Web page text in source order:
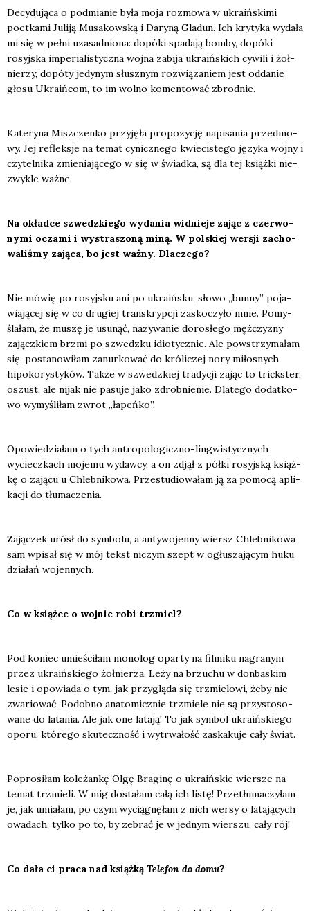
Decy­du­ją­ca o pod­mia­nie była moja roz­mo­wa w ukra­iń­ski­mi
poet­ka­mi Juli­ją Musa­kow­ską i Dary­ną Gla­dun. Ich kry­ty­ka wyda­ła
mi się w peł­ni uza­sad­nio­na: dopó­ki spa­da­ją bom­by, dopó­ki
rosyj­ska impe­ria­li­stycz­na woj­na zabi­ja ukra­iń­skich cywi­li i żoł­
nie­rzy, dopó­ty jedy­nym słusz­nym roz­wią­za­niem jest odda­nie
gło­su Ukra­iń­com, to im wol­no komen­to­wać zbrod­nie.
Kate­ry­na Misz­czen­ko przy­ję­ła pro­po­zy­cję napi­sa­nia przed­mo­
wy. Jej reflek­sje na temat cynicz­ne­go kwie­ci­ste­go języ­ka woj­ny i
czy­tel­ni­ka zmie­nia­ją­ce­go w się w świad­ka, są dla tej książ­ki nie­
zwy­kle waż­ne.
Na okład­ce szwedz­kie­go wyda­nia wid­nie­je zając z czer­wo­
ny­mi ocza­mi i wystra­szo­ną miną. W pol­skiej wer­sji zacho­
wa­li­śmy zają­ca, bo jest waż­ny. Dla­cze­go?
Nie mówię po rosyj­sku ani po ukra­iń­sku, sło­wo „bun­ny” poja­
wia­ją­cej się w co dru­giej trans­kryp­cji zasko­czy­ło mnie. Pomy­
śla­łam, że muszę je usu­nąć, nazy­wa­nie doro­słe­go męż­czy­zny
zającz­kiem brzmi po szwedz­ku idio­tycz­nie. Ale powstrzy­ma­łam
się, posta­no­wi­łam zanur­ko­wać do kró­li­czej nory miło­snych
hipo­ko­ry­sty­ków. Tak­że w szwedz­kiej tra­dy­cji zając to trick­ster,
oszust, ale nijak nie pasu­je jako zdrob­nie­nie. Dla­te­go dodat­ko­
wo wymy­śli­łam zwrot „łapeń­ko”.
Opo­wie­dzia­łam o tych antro­po­lo­gicz­no-lin­gwi­stycz­nych
wyciecz­kach moje­mu wydaw­cy, a on zdjął z pół­ki rosyj­ską książ­
kę o zają­cu u Chleb­ni­ko­wa. Prze­stu­dio­wa­łam ją za pomo­cą apli­
ka­cji do tłu­ma­cze­nia.
Zają­czek urósł do sym­bo­lu, a anty­wo­jen­ny wiersz Chleb­ni­ko­wa
sam wpi­sał się w mój tekst niczym szept w ogłu­sza­ją­cym huku
dzia­łań wojen­nych.
Co w książ­ce o woj­nie robi trzmiel?
Pod koniec umie­ści­łam mono­log opar­ty na fil­mi­ku nagra­nym
przez ukra­iń­skie­go żoł­nie­rza. Leży na brzu­chu w don­ba­skim
lesie i opo­wia­da o tym, jak przy­glą­da się trzmie­lo­wi, żeby nie
zwa­rio­wać. Podob­no ana­to­micz­nie trzmie­le nie są przy­sto­so­
wa­ne do lata­nia. Ale jak one lata­ją! To jak sym­bol ukra­iń­skie­go
opo­ru, któ­re­go sku­tecz­ność i wytrwa­łość zaska­ku­je cały świat.
Popro­si­łam kole­żan­kę Olgę Bra­gi­nę o ukra­iń­skie wier­sze na
temat trzmie­li. W mig dosta­łam całą ich listę! Prze­tłu­ma­czy­łam
je, jak umia­łam, po czym wycią­gnę­łam z nich wer­sy o lata­ją­cych
owa­dach, tyl­ko po to, by zebrać je w jed­nym wier­szu, cały rój!
Co dała ci pra­ca nad książ­kąTele­fon do domu?